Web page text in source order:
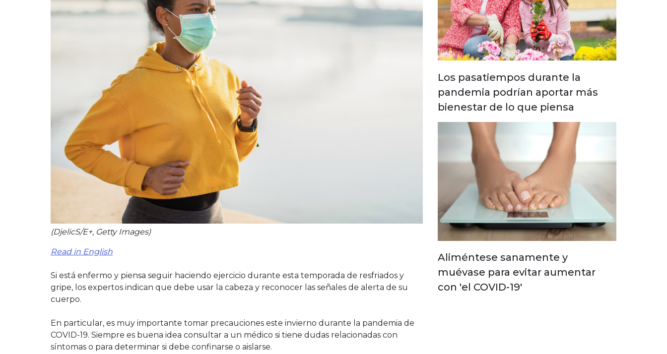
(DjelicS/E+, Getty Images)
Read in English
Si está enfermo y piensa seguir haciendo ejercicio durante esta temporada de resfriados y
gripe, los expertos indican que debe usar la cabeza y reconocer las señales de alerta de su
cuerpo.
En particular, es muy importante tomar precauciones este invierno durante la pandemia de
COVID-19. Siempre es buena idea consultar a un médico si tiene dudas relacionadas con
síntomas o para determinar si debe confinarse o aislarse.
Los pasatiempos durante la
pandemia podrían aportar más
bienestar de lo que piensa
Aliméntese sanamente y
muévase para evitar aumentar
con 'el COVID-19'